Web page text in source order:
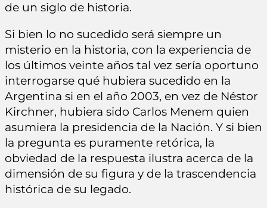
de un siglo de historia.
Si bien lo no sucedido será siempre un
misterio en la historia, con la experiencia de
los últimos veinte años tal vez sería oportuno
interrogarse qué hubiera sucedido en la
Argentina si en el año 2003, en vez de Néstor
Kirchner, hubiera sido Carlos Menem quien
asumiera la presidencia de la Nación. Y si bien
la pregunta es puramente retórica, la
obviedad de la respuesta ilustra acerca de la
dimensión de su figura y de la trascendencia
histórica de su legado.